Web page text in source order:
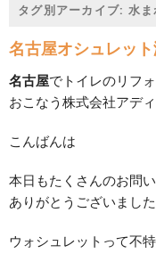
タグ別アーカイブ: 水
名古屋オシュレッ
名古屋でトイレのリフ
おこなう株式会社アデ
こんばんは
本日もたくさんのお問
ありがとうございました
ウォシュレットって不